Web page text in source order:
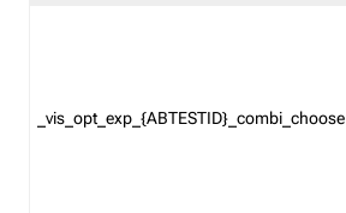
_vis_opt_exp_{ABTESTID}_combi_choose